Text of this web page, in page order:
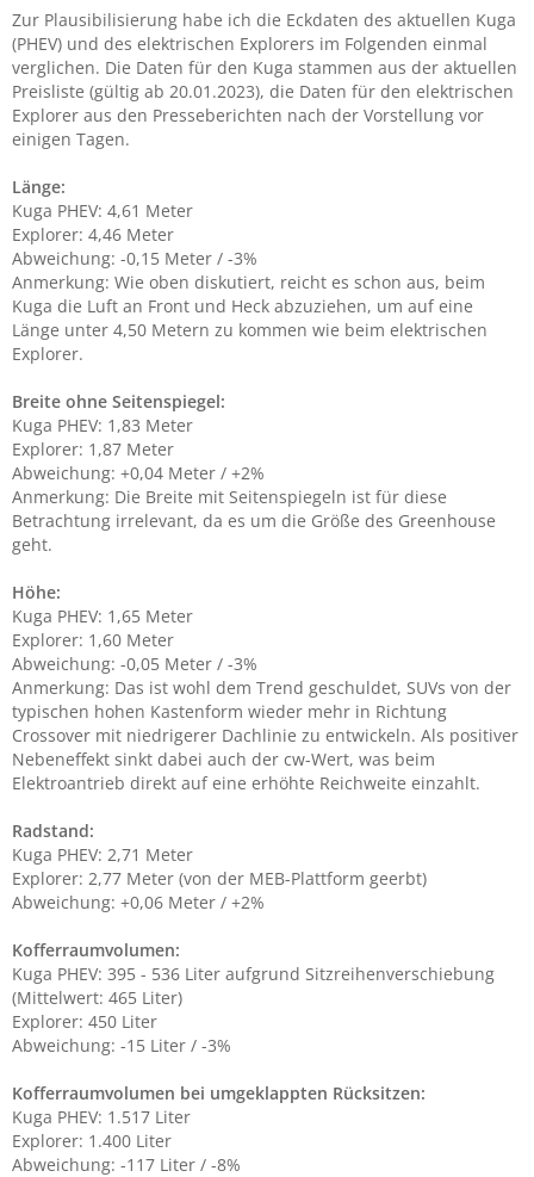
Zur Plausibilisierung habe ich die Eckdaten des aktuellen Kuga
(PHEV) und des elektrischen Explorers im Folgenden einmal
verglichen. Die Daten für den Kuga stammen aus der aktuellen
Preisliste (gültig ab 20.01.2023), die Daten für den elektrischen
Explorer aus den Presseberichten nach der Vorstellung vor
einigen Tagen.
Länge:
Kuga PHEV: 4,61 Meter
Explorer: 4,46 Meter
Abweichung: -0,15 Meter / -3%
Anmerkung: Wie oben diskutiert, reicht es schon aus, beim
Kuga die Luft an Front und Heck abzuziehen, um auf eine
Länge unter 4,50 Metern zu kommen wie beim elektrischen
Explorer.
Breite ohne Seitenspiegel:
Kuga PHEV: 1,83 Meter
Explorer: 1,87 Meter
Abweichung: +0,04 Meter / +2%
Anmerkung: Die Breite mit Seitenspiegeln ist für diese
Betrachtung irrelevant, da es um die Größe des Greenhouse
geht.
Höhe:
Kuga PHEV: 1,65 Meter
Explorer: 1,60 Meter
Abweichung: -0,05 Meter / -3%
Anmerkung: Das ist wohl dem Trend geschuldet, SUVs von der
typischen hohen Kastenform wieder mehr in Richtung
Crossover mit niedrigerer Dachlinie zu entwickeln. Als positiver
Nebeneffekt sinkt dabei auch der cw-Wert, was beim
Elektroantrieb direkt auf eine erhöhte Reichweite einzahlt.
Radstand:
Kuga PHEV: 2,71 Meter
Explorer: 2,77 Meter (von der MEB-Plattform geerbt)
Abweichung: +0,06 Meter / +2%
Kofferraumvolumen:
Kuga PHEV: 395 - 536 Liter aufgrund Sitzreihenverschiebung
(Mittelwert: 465 Liter)
Explorer: 450 Liter
Abweichung: -15 Liter / -3%
Kofferraumvolumen bei umgeklappten Rücksitzen:
Kuga PHEV: 1.517 Liter
Explorer: 1.400 Liter
Abweichung: -117 Liter / -8%